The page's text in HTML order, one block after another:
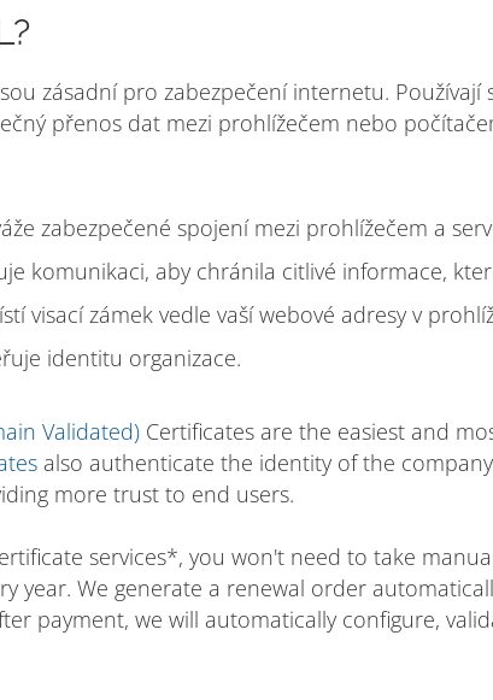
zásadní pro zabezpečení internetu.
přenos dat mezi prohlížečem nebo
zabezpečené spojení mezi prohlížečem a
komunikaci, aby chránila citlivé informace,
visací zámek vedle vaší webové adresy v
identitu organizace.
Validated) Certificates are the easiest and
also authenticate the identity of the
more trust to end users.
services*, you won't need to take
year. We generate a renewal order
payment, we will automatically configure,